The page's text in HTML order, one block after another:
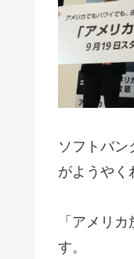
ソフトバン
がようやく
「アメリ
す。